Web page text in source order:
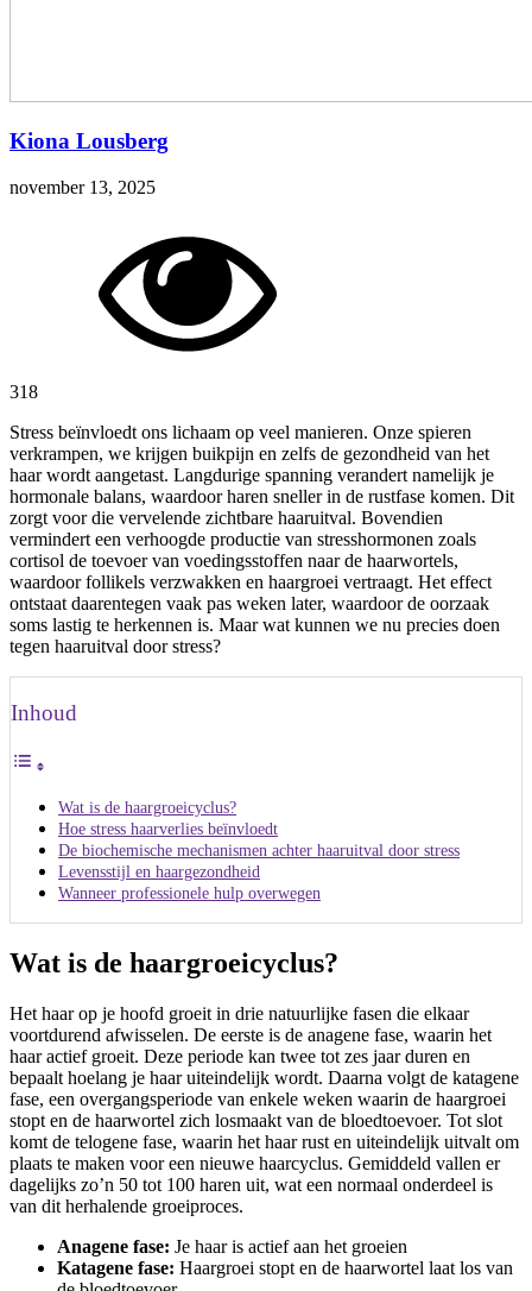
Kiona Lousberg
november 13, 2025
318
Stress beïnvloedt ons lichaam op veel manieren. Onze spieren
verkrampen, we krijgen buikpijn en zelfs de gezondheid van het
haar wordt aangetast. Langdurige spanning verandert namelijk je
hormonale balans, waardoor haren sneller in de rustfase komen. Dit
zorgt voor die vervelende zichtbare haaruitval. Bovendien
vermindert een verhoogde productie van stresshormonen zoals
cortisol de toevoer van voedingsstoffen naar de haarwortels,
waardoor follikels verzwakken en haargroei vertraagt. Het effect
ontstaat daarentegen vaak pas weken later, waardoor de oorzaak
soms lastig te herkennen is. Maar wat kunnen we nu precies doen
tegen haaruitval door stress?
Inhoud
Wat is de haargroeicyclus?
Hoe stress haarverlies beïnvloedt
De biochemische mechanismen achter haaruitval door stress
Levensstijl en haargezondheid
Wanneer professionele hulp overwegen
Wat is de haargroeicyclus?
Het haar op je hoofd groeit in drie natuurlijke fasen die elkaar
voortdurend afwisselen. De eerste is de anagene fase, waarin het
haar actief groeit. Deze periode kan twee tot zes jaar duren en
bepaalt hoelang je haar uiteindelijk wordt. Daarna volgt de katagene
fase, een overgangsperiode van enkele weken waarin de haargroei
stopt en de haarwortel zich losmaakt van de bloedtoevoer. Tot slot
komt de telogene fase, waarin het haar rust en uiteindelijk uitvalt om
plaats te maken voor een nieuwe haarcyclus. Gemiddeld vallen er
dagelijks zo’n 50 tot 100 haren uit, wat een normaal onderdeel is
van dit herhalende groeiproces.
Anagene fase: Je haar is actief aan het groeien
Katagene fase: Haargroei stopt en de haarwortel laat los van